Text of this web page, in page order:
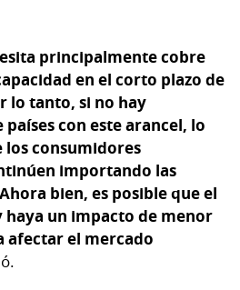
principalmente cobre
en el corto plazo de
lo tanto, si no hay
con este arancel, lo
los consumidores
importando las
bien, es posible que el
haya un impacto de menor
afectar el mercado